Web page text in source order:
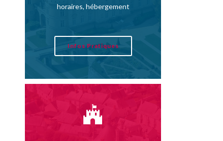
horaires, hébergement
Infos Pratiques